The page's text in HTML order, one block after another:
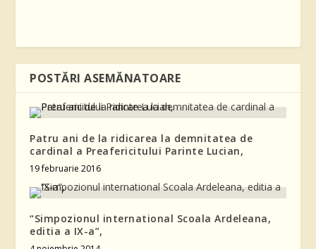
POSTĂRI ASEMĂNATOARE
Patru ani de la ridicarea la demnitatea de
cardinal a Preafericitului Parinte Lucian,
19 februarie 2016
“Simpozionul international Scoala Ardeleana,
editia a IX-a”,